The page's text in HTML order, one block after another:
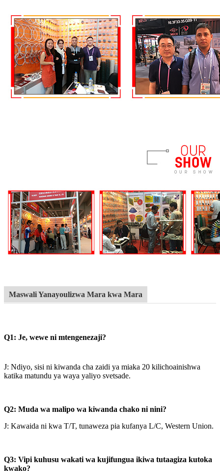
Maswali Yanayoulizwa Mara kwa Mara
Q1: Je, wewe ni mtengenezaji?
J: Ndiyo, sisi ni kiwanda cha zaidi ya miaka 20 kilichoainishwa
katika matundu ya waya yaliyo svetsade.
Q2: Muda wa malipo wa kiwanda chako ni nini?
J: Kawaida ni kwa T/T, tunaweza pia kufanya L/C, Western Union.
Q3: Vipi kuhusu wakati wa kujifungua ikiwa tutaagiza kutoka
kwako?